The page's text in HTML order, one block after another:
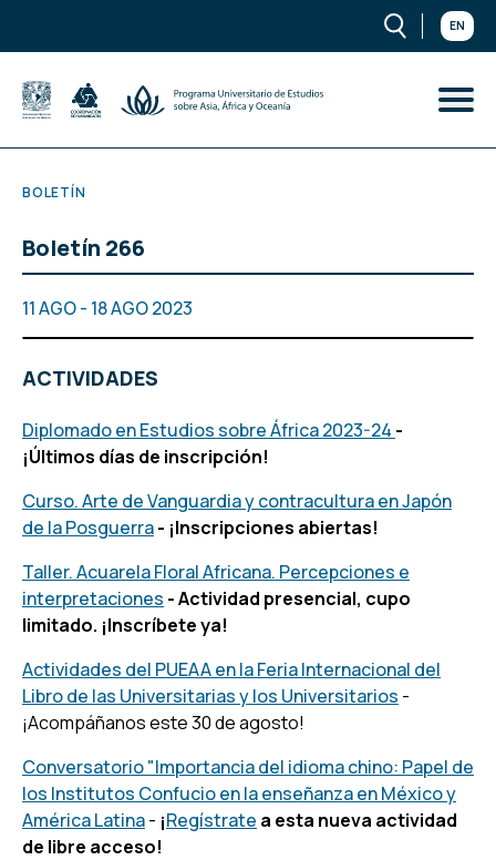
EN
BOLETÍN
Boletín 266
11 AGO - 18 AGO 2023
ACTIVIDADES
Diplomado en Estudios sobre África 2023-24 -
¡Últimos días de inscripción!
Curso. Arte de Vanguardia y contracultura en Japón
de la Posguerra- ¡Inscripciones abiertas!
Taller. Acuarela Floral Africana. Percepciones e
interpretaciones - Actividad presencial, cupo
limitado. ¡Inscríbete ya!
Actividades del PUEAA en la Feria Internacional del
Libro de las Universitarias y los Universitarios -
¡Acompáñanos este 30 de agosto!
Conversatorio "Importancia del idioma chino: Papel de
los Institutos Confucio en la enseñanza en México y
América Latina- ¡Regístrate a esta nueva actividad
de libre acceso!